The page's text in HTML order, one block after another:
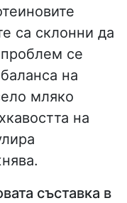
са склонни да
се
на
мляко
на
съставка в